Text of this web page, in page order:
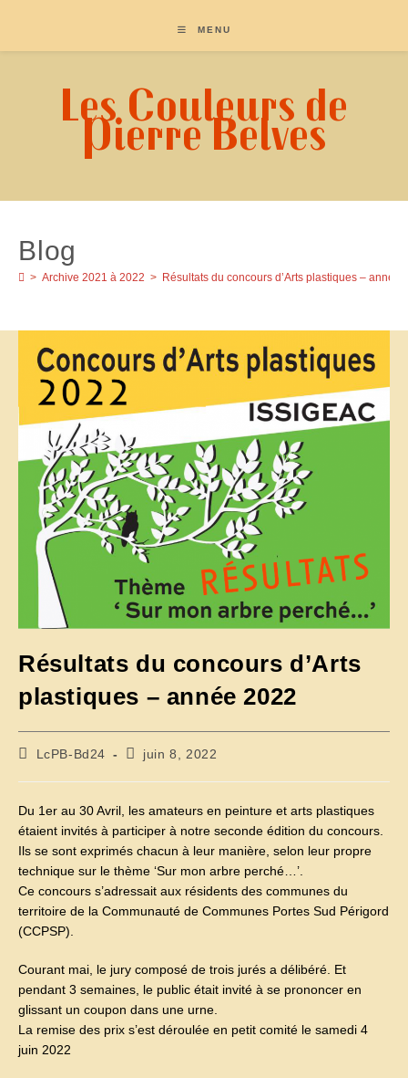
content
MENU
Les Couleurs de
Pierre Belves
Blog
> Archive 2021 à 2022 > Résultats du concours d’Arts plastiques – année
Résultats du concours d’Arts
plastiques – année 2022
Auteur/autrice
publication :
LcPB-Bd24
Publication
juin 8, 2022
Du 1er au 30 Avril, les amateurs en peinture et arts plastiques
étaient invités à participer à notre seconde édition du concours.
Ils se sont exprimés chacun à leur manière, selon leur propre
technique sur le thème ‘Sur mon arbre perché…’.
Ce concours s’adressait aux résidents des communes du
territoire de la Communauté de Communes Portes Sud Périgord
(CCPSP).
Courant mai, le jury composé de trois jurés a délibéré. Et
pendant 3 semaines, le public était invité à se prononcer en
glissant un coupon dans une urne.
La remise des prix s’est déroulée en petit comité le samedi 4
juin 2022